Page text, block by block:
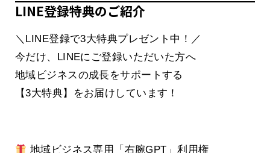
LINE登録特典のご紹介
＼LINE登録で3大特典プレゼント中！／
今だけ、LINEにご登録いただいた方へ
地域ビジネスの成長をサポートする
【3大特典】をお届けしています！
地域ビジネス専用「右腕GPT」利用権